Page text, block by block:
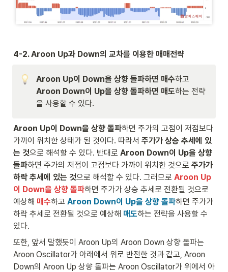
4-2. Aroon Up과 Down의 교차를 이용한 매매전략
Aroon Up이 Down을 상향 돌파하면 매수
Aroon Down이 Up을 상향 돌파하면 매도하는 전략
을 사용할 수 있다.
Aroon Up이 Down을 상향 돌파하면 주가의 고점이 저점보다
가까이 위치한 상태가 된 것이다. 따라서 주가가 상승 추세에 있
는 것으로 해석할 수 있다. 반대로 Aroon Down이 Up을 상향
돌파하면 주가의 저점이 고점보다 가까이 위치한 것으로 주가가
하락 추세에 있는 것으로 해석할 수 있다. 그러므로 Aroon Up
이 Down을 상향 돌파하면 주가가 상승 추세로 전환될 것으로
예상해 매수하고 Aroon Down이 Up을 상향 돌파하면 주가가
하락 추세로 전환될 것으로 예상해 매도하는 전략을 사용할 수
있다.
또한, 앞서 말했듯이 Aroon Up의 Aroon Down 상향 돌파는
Aroon Oscillator가 아래에서 위로 반전한 것과 같고, Aroon
Down의 Aroon Up 상향 돌파는 Aroon Oscillator가 위에서 아